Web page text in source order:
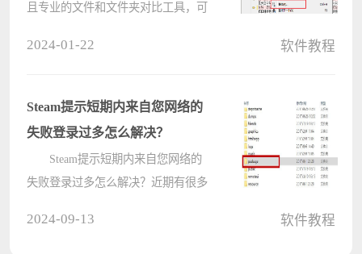
且专业的文件和文件夹对比工具，可
系统之家小编就给大家详细介绍一下
Beyon????
2024-01-22 软件教程
Steam提示短期内来自您网络的
失败登录过多怎么解决？
Steam提示短期内来自您网络的
失败登录过多怎么解决？近期有很多
2024-09-13 软件教程